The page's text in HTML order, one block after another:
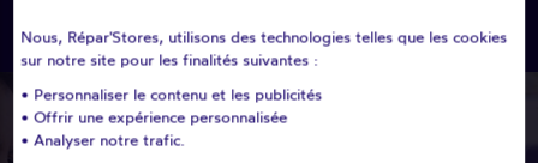
Nous, Répar'Stores, utilisons des technologies telles que les cookies
sur notre site pour les finalités suivantes :
• Personnaliser le contenu et les publicités
• Offrir une expérience personnalisée
• Analyser notre trafic.